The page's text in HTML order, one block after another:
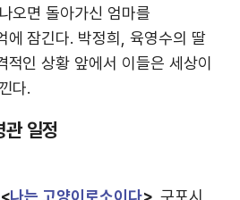
오면 돌아가신 엄마를
에 잠긴다. 박정희, 육영수의 딸
적인 상황 앞에서 이들은 세상이
다.
일정
<나는 고양이로소이다>_ 구포시